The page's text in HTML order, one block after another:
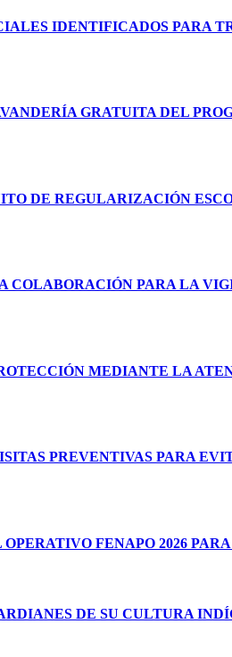
IDENTIFICADOS PARA
GRATUITA DEL
DE REGULARIZACIÓN
COLABORACIÓN PARA LA
MEDIANTE LA
PREVENTIVAS PARA
FENAPO 2026
DE SU CULTURA